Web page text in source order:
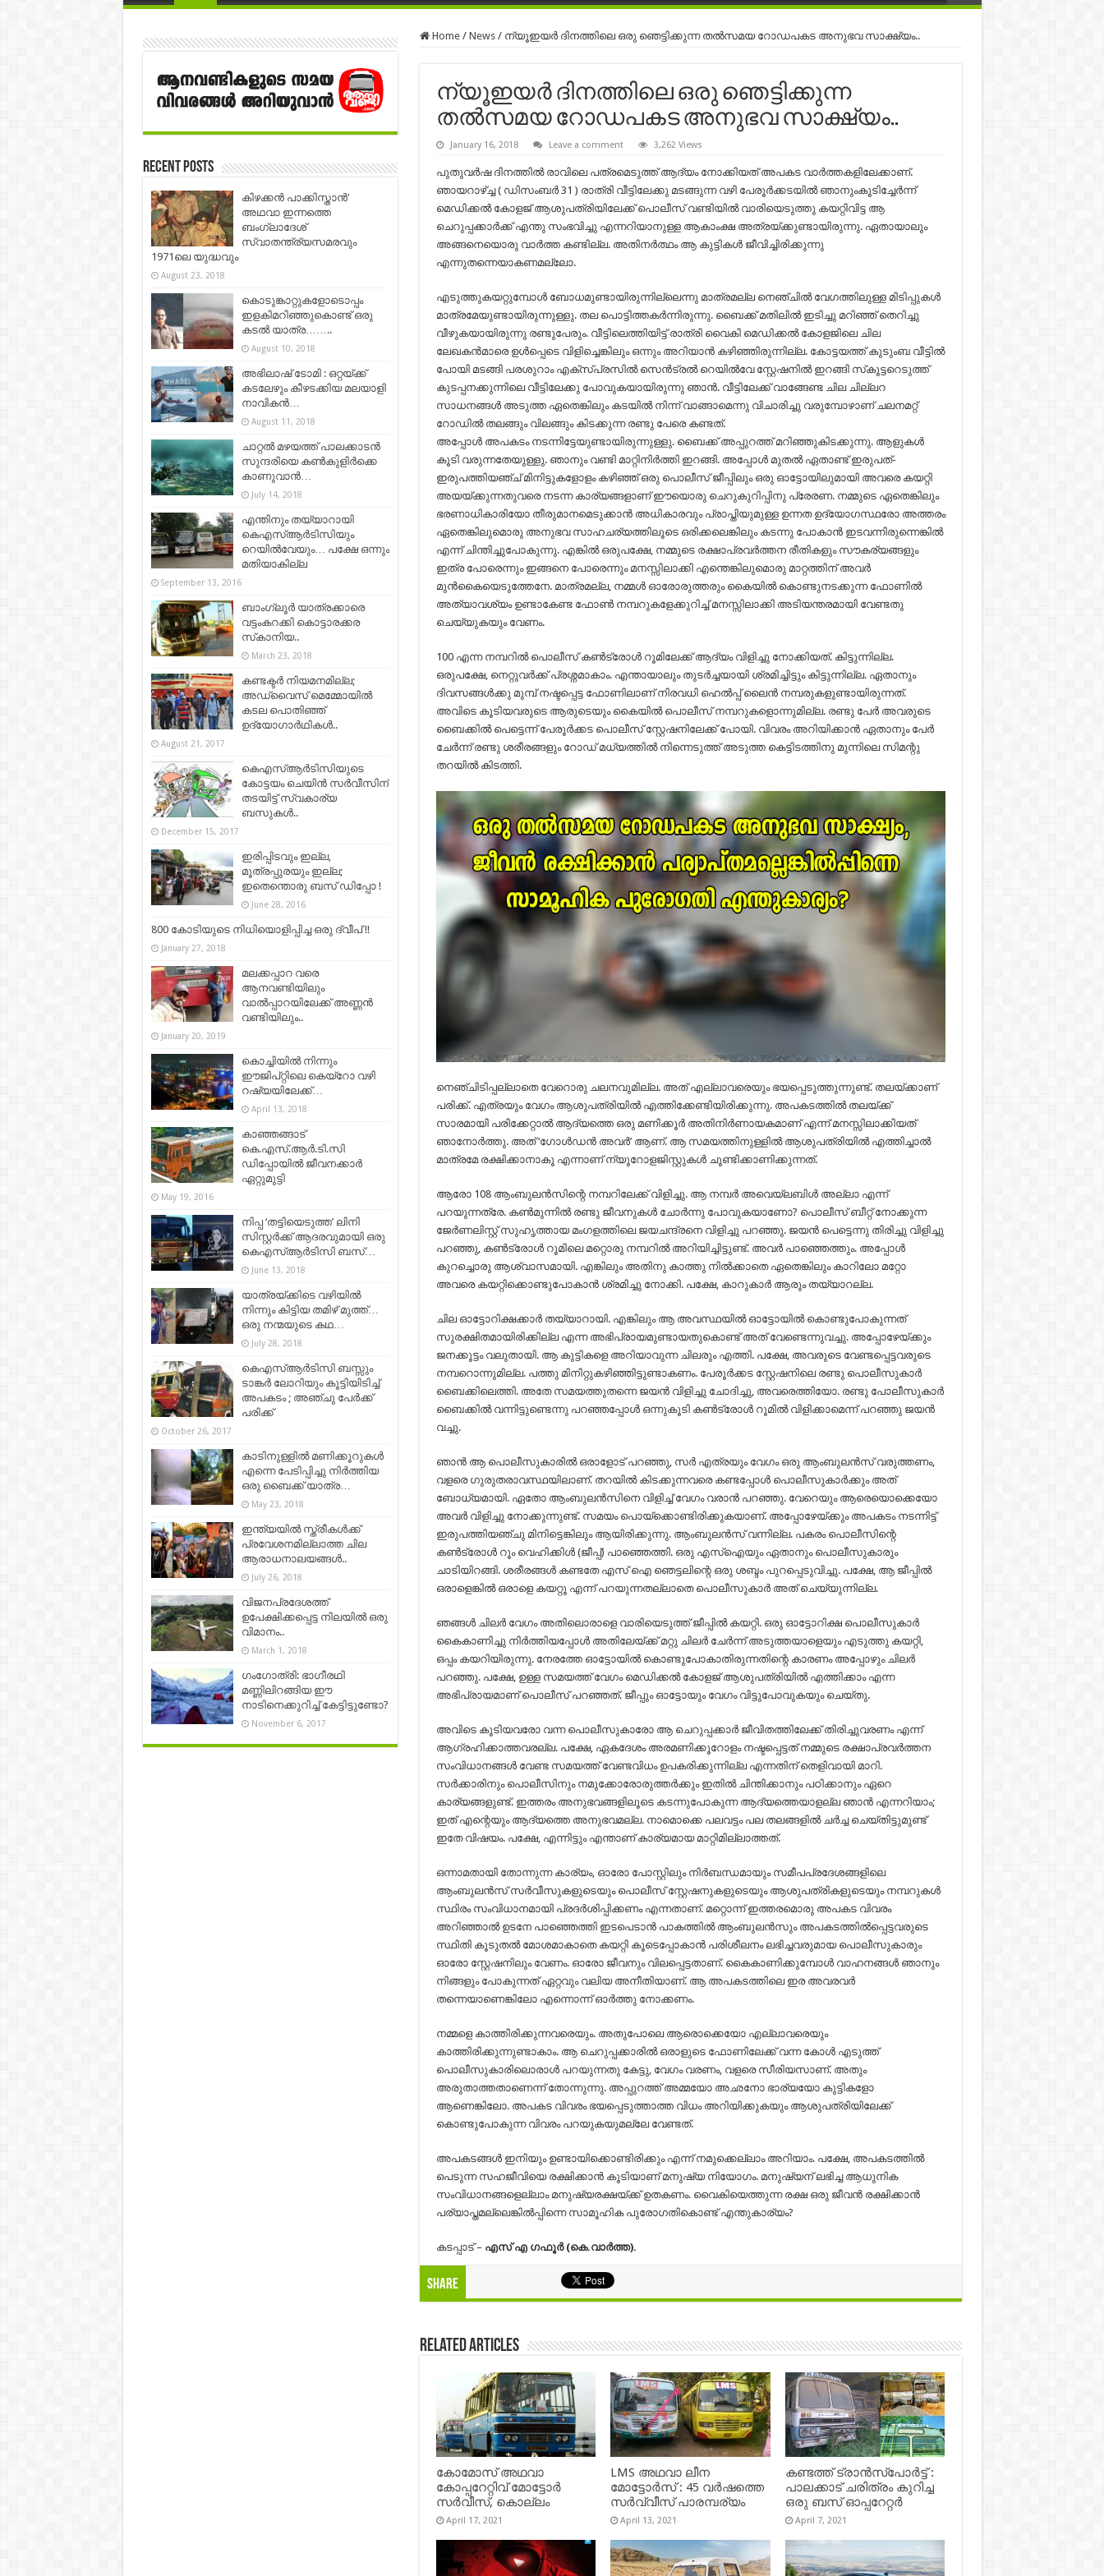
Home / News / ന്യൂഇയര്‍ ദിനത്തിലെ ഒരു ഞെട്ടിക്കുന്ന തല്‍സമയ റോഡപകട അനുഭവ സാക്ഷ്യം..
ന്യൂഇയര്‍ ദിനത്തിലെ ഒരു ഞെട്ടിക്കുന്ന
തല്‍സമയ റോഡപകട അനുഭവ സാക്ഷ്യം..
January 16, 2018 Leave a comment 3,262 Views
പുതുവര്‍ഷ ദിനത്തില്‍ രാവിലെ പത്രമെടുത്ത് ആദ്യം നോക്കിയത് അപകട വാര്‍ത്തകളിലേക്കാണ്.
ഞായറാഴ്ച്ച ( ഡിസംബര്‍ 31 ) രാത്രി വീട്ടിലേക്കു മടങ്ങുന്ന വഴി പേരൂര്‍ക്കടയില്‍ ഞാനുംകൂടിച്ചേര്‍ന്ന്
മെഡിക്കല്‍ കോളജ് ആശുപത്രിയിലേക്ക് പൊലീസ് വണ്ടിയില്‍ വാരിയെടുത്തു കയറ്റിവിട്ട ആ
ചെറുപ്പക്കാര്‍ക്ക് എന്തു സംഭവിച്ചു എന്നറിയാനുള്ള ആകാംക്ഷ അത്രയ്ക്കുണ്ടായിരുന്നു. ഏതായാലും
അങ്ങനെയൊരു വാര്‍ത്ത കണ്ടില്ല. അതിനര്‍ത്ഥം ആ കുട്ടികള്‍ ജീവിച്ചിരിക്കുന്നു
എന്നുതന്നെയാകണമല്ലോ.
എടുത്തുകയറ്റുമ്പോള്‍ ബോധമുണ്ടായിരുന്നില്ലെന്നു മാത്രമല്ല നെഞ്ചില്‍ വേഗത്തിലുള്ള മിടിപ്പുകള്‍
മാത്രമേയുണ്ടായിരുന്നുള്ളു. തല പൊട്ടിത്തകര്‍ന്നിരുന്നു. ബൈക്ക് മതിലില്‍ ഇടിച്ചു മറിഞ്ഞ് തെറിച്ചു
വീഴുകയായിരുന്നു രണ്ടുപേരും. വീട്ടിലെത്തിയിട്ട് രാത്രി വൈകി മെഡിക്കല്‍ കോളജിലെ ചില
ലേഖകന്‍മാരെ ഉള്‍പ്പെടെ വിളിച്ചെങ്കിലും ഒന്നും അറിയാന്‍ കഴിഞ്ഞിരുന്നില്ല. കോട്ടയത്ത് കുടുംബ വീട്ടില്‍
പോയി മടങ്ങി പരശുറാം എക്സ്പ്രസില്‍ സെന്‍ട്രല്‍ റെയില്‍വേ സ്റ്റേഷനില്‍ ഇറങ്ങി സ്‌കൂട്ടറെടുത്ത്
കുടപ്പനക്കുന്നിലെ വീട്ടിലേക്കു പോവുകയായിരുന്നു ഞാന്‍. വീട്ടിലേക്ക് വാങ്ങേണ്ട ചില ചില്ലറ
സാധനങ്ങള്‍ അടുത്ത ഏതെങ്കിലും കടയില്‍ നിന്ന് വാങ്ങാമെന്നു വിചാരിച്ചു വരുമ്പോഴാണ് ചലനമറ്റ്
റോഡില്‍ തലങ്ങും വിലങ്ങും കിടക്കുന്ന രണ്ടു പേരെ കണ്ടത്.
അപ്പോള്‍ അപകടം നടന്നിട്ടേയുണ്ടായിരുന്നുള്ളു. ബൈക്ക് അപ്പുറത്ത് മറിഞ്ഞുകിടക്കുന്നു. ആളുകള്‍
കൂടി വരുന്നതേയുള്ളു. ഞാനും വണ്ടി മാറ്റിനിര്‍ത്തി ഇറങ്ങി. അപ്പോള്‍ മുതല്‍ ഏതാണ്ട് ഇരുപത്-
ഇരുപത്തിയഞ്ച് മിനിട്ടുകളോളം കഴിഞ്ഞ് ഒരു പൊലീസ് ജീപ്പിലും ഒരു ഓട്ടോയിലുമായി അവരെ കയറ്റി
അയയ്ക്കുന്നതുവരെ നടന്ന കാര്യങ്ങളാണ് ഈയൊരു ചെറുകുറിപ്പിനു പ്രേരണ. നമ്മുടെ ഏതെങ്കിലും
ഭരണാധികാരിയോ തീരുമാനമെടുക്കാന്‍ അധികാരവും പ്രാപ്തിയുമുള്ള ഉന്നത ഉദ്യോഗസ്ഥരോ അത്തരം
ഏതെങ്കിലുമൊരു അനുഭവ സാഹചര്യത്തിലൂടെ ഒരിക്കലെങ്കിലും കടന്നു പോകാന്‍ ഇടവന്നിരുന്നെങ്കില്‍
എന്ന് ചിന്തിച്ചുപോകുന്നു. എങ്കില്‍ ഒരുപക്ഷേ, നമ്മുടെ രക്ഷാപ്രവര്‍ത്തന രീതികളും സൗകര്യങ്ങളും
ഇത്ര പോരെന്നും ഇങ്ങനെ പോരെന്നും മനസ്സിലാക്കി എന്തെങ്കിലുമൊരു മാറ്റത്തിന് അവര്‍
മുന്‍കൈയെടുത്തേനേ. മാത്രമല്ല, നമ്മള്‍ ഓരോരുത്തരും കൈയില്‍ കൊണ്ടുനടക്കുന്ന ഫോണില്‍
അത്യാവശ്യം ഉണ്ടാകേണ്ട ഫോണ്‍ നമ്പറുകളേക്കുറിച്ച് മനസ്സിലാക്കി അടിയന്തരമായി വേണ്ടതു
ചെയ്യുകയും വേണം.
100 എന്ന നമ്പറില്‍ പൊലീസ് കണ്‍ട്രോള്‍ റൂമിലേക്ക് ആദ്യം വിളിച്ചു നോക്കിയത്. കിട്ടുന്നില്ല.
ഒരുപക്ഷേ, നെറ്റുവര്‍ക്ക് പ്രശ്നമാകാം. എന്തായാലും തുടര്‍ച്ചയായി ശ്രമിച്ചിട്ടും കിട്ടുന്നില്ല. ഏതാനും
ദിവസങ്ങള്‍ക്കു മുമ്പ് നഷ്ടപ്പെട്ട ഫോണിലാണ് നിരവധി ഹെല്‍പ്പ് ലൈന്‍ നമ്പരുകളുണ്ടായിരുന്നത്.
അവിടെ കൂടിയവരുടെ ആരുടെയും കൈയില്‍ പൊലീസ് നമ്പറുകളൊന്നുമില്ല. രണ്ടു പേര്‍ അവരുടെ
ബൈക്കില്‍ പെട്ടെന്ന് പേരൂര്‍ക്കട പൊലീസ് സ്റ്റേഷനിലേക്ക് പോയി. വിവരം അറിയിക്കാന്‍ ഏതാനും പേര്‍
ചേര്‍ന്ന് രണ്ടു ശരീരങ്ങളും റോഡ് മധ്യത്തില്‍ നിന്നെടുത്ത് അടുത്ത കെട്ടിടത്തിനു മുന്നിലെ സിമന്റു
തറയില്‍ കിടത്തി.
നെഞ്ചിടിപ്പല്ലാതെ വേറൊരു ചലനവുമില്ല. അത് എല്ലാവരെയും ഭയപ്പെടുത്തുന്നുണ്ട്. തലയ്ക്കാണ്
പരിക്ക്. എത്രയും വേഗം ആശുപത്രിയില്‍ എത്തിക്കേണ്ടിയിരിക്കുന്നു. അപകടത്തില്‍ തലയ്ക്ക്
സാരമായി പരിക്കേറ്റാല്‍ ആദ്യത്തെ ഒരു മണിക്കൂര്‍ അതിനിര്‍ണായകമാണ് എന്ന് മനസ്സിലാക്കിയത്
ഞാനോര്‍ത്തു. അത് ‘ഗോള്‍ഡന്‍ അവര്‍’ ആണ്. ആ സമയത്തിനുള്ളില്‍ ആശുപത്രിയില്‍ എത്തിച്ചാല്‍
മാത്രമേ രക്ഷിക്കാനാകൂ എന്നാണ് ന്യൂറോളജിസ്റ്റുകള്‍ ചൂണ്ടിക്കാണിക്കുന്നത്.
ആരോ 108 ആംബുലന്‍സിന്റെ നമ്പറിലേക്ക് വിളിച്ചു. ആ നമ്പര്‍ അവെയ്ലബിള്‍ അല്ലാ എന്ന്
പറയുന്നത്രേ. കണ്‍മുന്നില്‍ രണ്ടു ജീവനുകള്‍ ചോര്‍ന്നു പോവുകയാണോ? പൊലീസ് ബീറ്റ് നോക്കുന്ന
ജേര്‍ണലിസ്റ്റ് സുഹൃത്തായ മംഗളത്തിലെ ജയചന്ദ്രനെ വിളിച്ചു പറഞ്ഞു. ജയന്‍ പെട്ടെന്നു തിരിച്ചു വിളിച്ചു
പറഞ്ഞു, കണ്‍ട്രോള്‍ റൂമിലെ മറ്റൊരു നമ്പറില്‍ അറിയിച്ചിട്ടുണ്ട്. അവര്‍ പാഞ്ഞെത്തും. അപ്പോള്‍
കുറച്ചൊരു ആശ്വാസമായി. എങ്കിലും അതിനു കാത്തു നില്‍ക്കാതെ ഏതെങ്കിലും കാറിലോ മറ്റോ
അവരെ കയറ്റിക്കൊണ്ടുപോകാന്‍ ശ്രമിച്ചു നോക്കി. പക്ഷേ, കാറുകാര്‍ ആരും തയ്യാറല്ല.
ചില ഓട്ടോറിക്ഷക്കാര്‍ തയ്യാറായി. എങ്കിലും ആ അവസ്ഥയില്‍ ഓട്ടോയില്‍ കൊണ്ടുപോകുന്നത്
സുരക്ഷിതമായിരിക്കില്ല എന്ന അഭിപ്രായമുണ്ടായതുകൊണ്ട് അത് വേണ്ടെന്നുവച്ചു. അപ്പോഴേയ്ക്കും
ജനക്കൂട്ടം വലുതായി. ആ കുട്ടികളെ അറിയാവുന്ന ചിലരും എത്തി. പക്ഷേ, അവരുടെ വേണ്ടപ്പെട്ടവരുടെ
നമ്പറൊന്നുമില്ല. പത്തു മിനിറ്റുകഴിഞ്ഞിട്ടുണ്ടാകണം. പേരൂര്‍ക്കട സ്റ്റേഷനിലെ രണ്ടു പൊലീസുകാര്‍
ബൈക്കിലെത്തി. അതേ സമയത്തുതന്നെ ജയന്‍ വിളിച്ചു ചോദിച്ചു, അവരെത്തിയോ. രണ്ടു പോലീസുകാര്‍
ബൈക്കില്‍ വന്നിട്ടുണ്ടെന്നു പറഞ്ഞപ്പോള്‍ ഒന്നുകൂടി കണ്‍ട്രോള്‍ റൂമില്‍ വിളിക്കാമെന്ന് പറഞ്ഞു ജയന്‍
വച്ചു.
ഞാന്‍ ആ പൊലീസുകാരില്‍ ഒരാളോട് പറഞ്ഞു, സര്‍ എത്രയും വേഗം ഒരു ആംബുലന്‍സ് വരുത്തണം,
വളരെ ഗുരുതരാവസ്ഥയിലാണ്. തറയില്‍ കിടക്കുന്നവരെ കണ്ടപ്പോള്‍ പൊലീസുകാര്‍ക്കും അത്
ബോധ്യമായി. ഏതോ ആംബുലന്‍സിനെ വിളിച്ച് വേഗം വരാന്‍ പറഞ്ഞു. വേറെയും ആരെയൊക്കെയോ
അവര്‍ വിളിച്ചു നോക്കുന്നുണ്ട്. സമയം പൊയ്ക്കൊണ്ടിരിക്കുകയാണ്. അപ്പോഴേയ്ക്കും അപകടം നടന്നിട്ട്
ഇരുപത്തിയഞ്ചു മിനിട്ടെങ്കിലും ആയിരിക്കുന്നു. ആംബുലന്‍സ് വന്നില്ല. പകരം പൊലീസിന്റെ
കണ്‍ട്രോള്‍ റൂം വെഹിക്കിള്‍ (ജീപ്പ്) പാഞ്ഞെത്തി. ഒരു എസ്ഐയും ഏതാനും പൊലീസുകാരും
ചാടിയിറങ്ങി. ശരീരങ്ങള്‍ കണ്ടതേ എസ് ഐ ഞെട്ടലിന്റെ ഒരു ശബ്ദം പുറപ്പെടുവിച്ചു. പക്ഷേ, ആ ജീപ്പില്‍
ഒരാളെങ്കില്‍ ഒരാളെ കയറ്റൂ എന്ന് പറയുന്നതല്ലാതെ പൊലീസുകാര്‍ അത് ചെയ്യുന്നില്ല.
ഞങ്ങള്‍ ചിലര്‍ വേഗം അതിലൊരാളെ വാരിയെടുത്ത് ജീപ്പില്‍ കയറ്റി. ഒരു ഓട്ടോറിക്ഷ പൊലീസുകാര്‍
കൈകാണിച്ചു നിര്‍ത്തിയപ്പോള്‍ അതിലേയ്ക്ക് മറ്റു ചിലര്‍ ചേര്‍ന്ന് അടുത്തയാളെയും എടുത്തു കയറ്റി,
ഒപ്പം കയറിയിരുന്നു. നേരത്തേ ഓട്ടോയില്‍ കൊണ്ടുപോകാതിരുന്നതിന്റെ കാരണം അപ്പോഴും ചിലര്‍
പറഞ്ഞു. പക്ഷേ, ഉള്ള സമയത്ത് വേഗം മെഡിക്കല്‍ കോളജ് ആശുപത്രിയില്‍ എത്തിക്കാം എന്ന
അഭിപ്രായമാണ് പൊലീസ് പറഞ്ഞത്. ജീപ്പും ഓട്ടോയും വേഗം വിട്ടുപോവുകയും ചെയ്തു.
അവിടെ കൂടിയവരോ വന്ന പൊലീസുകാരോ ആ ചെറുപ്പക്കാര്‍ ജീവിതത്തിലേക്ക് തിരിച്ചുവരണം എന്ന്
ആഗ്രഹിക്കാത്തവരല്ല. പക്ഷേ, ഏകദേശം അരമണിക്കൂറോളം നഷ്ടപ്പെട്ടത് നമ്മുടെ രക്ഷാപ്രവര്‍ത്തന
സംവിധാനങ്ങള്‍ വേണ്ട സമയത്ത് വേണ്ടവിധം ഉപകരിക്കുന്നില്ല എന്നതിന് തെളിവായി മാറി.
സര്‍ക്കാരിനും പൊലീസിനും നമുക്കോരോരുത്തര്‍ക്കും ഇതില്‍ ചിന്തിക്കാനും പഠിക്കാനും ഏറെ
കാര്യങ്ങളുണ്ട്. ഇത്തരം അനുഭവങ്ങളിലൂടെ കടന്നുപോകുന്ന ആദ്യത്തെയാളല്ല ഞാന്‍ എന്നറിയാം;
ഇത് എന്റെയും ആദ്യത്തെ അനുഭവമല്ല. നാമൊക്കെ പലവട്ടം പല തലങ്ങളില്‍ ചര്‍ച്ച ചെയ്തിട്ടുമുണ്ട്
ഇതേ വിഷയം. പക്ഷേ, എന്നിട്ടും എന്താണ് കാര്യമായ മാറ്റിമില്ലാത്തത്.
ഒന്നാമതായി തോന്നുന്ന കാര്യം, ഓരോ പോസ്റ്റിലും നിര്‍ബന്ധമായും സമീപപ്രദേശങ്ങളിലെ
ആംബുലന്‍സ് സര്‍വീസുകളുടെയും പൊലീസ് സ്റ്റേഷനുകളുടെയും ആശുപത്രികളുടെയും നമ്പറുകള്‍
സ്ഥിരം സംവിധാനമായി പ്രദര്‍ശിപ്പിക്കണം എന്നതാണ്. മറ്റൊന്ന് ഇത്തരമൊരു അപകട വിവരം
അറിഞ്ഞാല്‍ ഉടനേ പാഞ്ഞെത്തി ഇടപെടാന്‍ പാകത്തില്‍ ആംബുലന്‍സും അപകടത്തില്‍പ്പെട്ടവരുടെ
സ്ഥിതി കൂടുതല്‍ മോശമാകാതെ കയറ്റി കൂടെപ്പോകാന്‍ പരിശീലനം ലഭിച്ചവരുമായ പൊലീസുകാരും
ഓരോ സ്റ്റേഷനിലും വേണം. ഓരോ ജീവനും വിലപ്പെട്ടതാണ്. കൈകാണിക്കുമ്പോള്‍ വാഹനങ്ങള്‍ ഞാനും
നിങ്ങളും പോകുന്നത് ഏറ്റവും വലിയ അനീതിയാണ്. ആ അപകടത്തിലെ ഇര അവരവര്‍
തന്നെയാണെങ്കിലോ എന്നൊന്ന് ഓര്‍ത്തു നോക്കണം.
നമ്മളെ കാത്തിരിക്കുന്നവരെയും. അതുപോലെ ആരൊക്കെയോ എല്ലാവരെയും
കാത്തിരിക്കുന്നുണ്ടാകാം. ആ ചെറുപ്പക്കാരില്‍ ഒരാളുടെ ഫോണിലേക്ക് വന്ന കോള്‍ എടുത്ത്
പൊലീസുകാരിലൊരാള്‍ പറയുന്നതു കേട്ടു, വേഗം വരണം, വളരെ സീരിയസാണ്. അതും
അരുതാത്തതാണെന്ന് തോന്നുന്നു. അപ്പുറത്ത് അമ്മയോ അഛനോ ഭാര്യയോ കുട്ടികളോ
ആണെങ്കിലോ. അപകട വിവരം ഭയപ്പെടുത്താത്ത വിധം അറിയിക്കുകയും ആശുപത്രിയിലേക്ക്
കൊണ്ടുപോകുന്ന വിവരം പറയുകയുമല്ലേ വേണ്ടത്.
അപകടങ്ങള്‍ ഇനിയും ഉണ്ടായിക്കൊണ്ടിരിക്കും എന്ന് നമുക്കെല്ലാം അറിയാം. പക്ഷേ, അപകടത്തില്‍
പെടുന്ന സഹജീവിയെ രക്ഷിക്കാന്‍ കൂടിയാണ് മനുഷ്യ നിയോഗം. മനുഷ്യന് ലഭിച്ച ആധുനിക
സംവിധാനങ്ങളെല്ലാം മനുഷ്യരക്ഷയ്ക്ക് ഉതകണം. വൈകിയെത്തുന്ന രക്ഷ ഒരു ജീവന്‍ രക്ഷിക്കാന്‍
പര്യാപ്തമല്ലെങ്കില്‍പ്പിന്നെ സാമൂഹിക പുരോഗതികൊണ്ട് എന്തുകാര്യം?
കടപ്പാട് – എസ് എ ഗഫൂര്‍ (കെ.വാര്‍ത്ത).
Share
Related Articles
കോമോസ് അഥവാ
കോപ്പറേറ്റിവ് മോട്ടോര്‍
സര്‍വീസ്, കൊല്ലം
April 17, 2021
LMS അഥവാ ലീന
മോട്ടോർസ് : 45 വർഷത്തെ
സർവ്വീസ് പാരമ്പര്യം
April 13, 2021
കണ്ടത്ത് ട്രാൻസ്‌പോർട്ട് :
പാലക്കാട് ചരിത്രം കുറിച്ച
ഒരു ബസ് ഓപ്പറേറ്റർ
April 7, 2021
Recent Posts
കിഴക്കൻ പാക്കിസ്താൻ’
അഥവാ ഇന്നത്തെ
ബംഗ്ലാദേശ്
സ്വാതന്ത്ര്യസമരവും
1971ലെ യുദ്ധവും
August 23, 2018
കൊടുങ്കാറ്റുകളോടൊപ്പം
ഇളകിമറിഞ്ഞുകൊണ്ട് ഒരു
കടല്‍ യാത്ര……..
August 10, 2018
അഭിലാഷ് ടോമി : ഒറ്റയ്ക്ക്
കടലേഴും കീഴടക്കിയ മലയാളി
നാവികൻ…
August 11, 2018
ചാറ്റൽ മഴയത്ത് പാലക്കാടൻ
സുന്ദരിയെ കൺകുളിർക്കെ
കാണുവാൻ…
July 14, 2018
എന്തിനും തയ്യാറായി
കെഎസ്ആര്‍ടിസിയും
റെയില്‍വേയും… പക്ഷേ ഒന്നും
മതിയാകില്ല
September 13, 2016
ബാംഗ്ലൂർ യാത്രക്കാരെ
വട്ടംകറക്കി കൊട്ടാരക്കര
സ്‌കാനിയ..
March 23, 2018
കണ്ടക്ടര്‍ നിയമനമില്ല;
അഡ്വൈസ് മെമ്മോയില്‍
കടല പൊതിഞ്ഞ്
ഉദ്യോഗാര്‍ഥികള്‍..
August 21, 2017
കെഎസ്ആര്‍ടിസിയുടെ
കോട്ടയം ചെയിൻ സർവീസിന്
തടയിട്ട് സ്വകാര്യ
ബസുകൾ..
December 15, 2017
ഇരിപ്പിടവും ഇല്ല,
മൂത്രപ്പുരയും ഇല്ല;
ഇതെന്തൊരു ബസ് ഡിപ്പോ !
June 28, 2016
800 കോടിയുടെ നിധിയൊളിപ്പിച്ച ഒരു ദ്വീപ് !!
January 27, 2018
മലക്കപ്പാറ വരെ
ആനവണ്ടിയിലും
വാൽപ്പാറയിലേക്ക് അണ്ണൻ
വണ്ടിയിലും..
January 20, 2019
കൊച്ചിയില്‍ നിന്നും
ഈജിപ്റ്റിലെ കെയ്റോ വഴി
റഷ്യയിലേക്ക്…
April 13, 2018
കാഞ്ഞങ്ങാട്
കെ.എസ്.ആർ.ടി.സി
ഡിപ്പോയിൽ ജീവനക്കാർ
ഏറ്റുമുട്ടി
May 19, 2016
നിപ്പ ‘തട്ടിയെടുത്ത’ ലിനി
സിസ്റ്റർക്ക് ആദരവുമായി ഒരു
കെഎസ്ആർടിസി ബസ്…
June 13, 2018
യാത്രയ്ക്കിടെ വഴിയിൽ
നിന്നും കിട്ടിയ തമിഴ് മുത്ത്…
ഒരു നന്മയുടെ കഥ…
July 28, 2018
കെഎസ്ആര്‍ടിസി ബസ്സും
ടാങ്കര്‍ ലോറിയും കൂട്ടിയിടിച്ച്
അപകടം ; അഞ്ചു പേര്‍ക്ക്
പരിക്ക്
October 26, 2017
കാടിനുള്ളില്‍ മണിക്കൂറുകള്‍
എന്നെ പേടിപ്പിച്ചു നിര്‍ത്തിയ
ഒരു ബൈക്ക് യാത്ര…
May 23, 2018
ഇന്ത്യയില്‍ സ്ത്രീകള്‍ക്ക്
പ്രവേശനമില്ലാത്ത ചില
ആരാധനാലയങ്ങള്‍..
July 26, 2018
വിജനപ്രദേശത്ത്
ഉപേക്ഷിക്കപ്പെട്ട നിലയില്‍ ഒരു
വിമാനം..
March 1, 2018
ഗംഗോത്രി: ഭാഗീരഥി
മണ്ണിലിറങ്ങിയ ഈ
നാടിനെക്കുറിച്ച് കേട്ടിട്ടുണ്ടോ?
November 6, 2017